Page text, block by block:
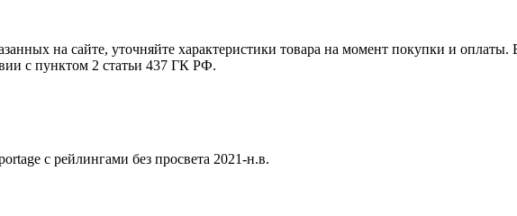
на сайте, уточняйте характеристики товара на момент покупки и
с пунктом 2 статьи 437 ГК РФ.
с рейлингами без просвета 2021-н.в.